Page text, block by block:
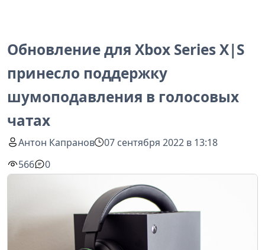
Обновление для Xbox Series X|S
принесло поддержку
шумоподавления в голосовых
чатах
Антон Капранов
07 сентября 2022 в 13:18
566
0